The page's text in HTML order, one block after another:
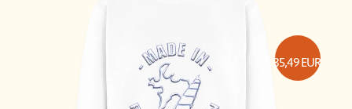
35,49EUR